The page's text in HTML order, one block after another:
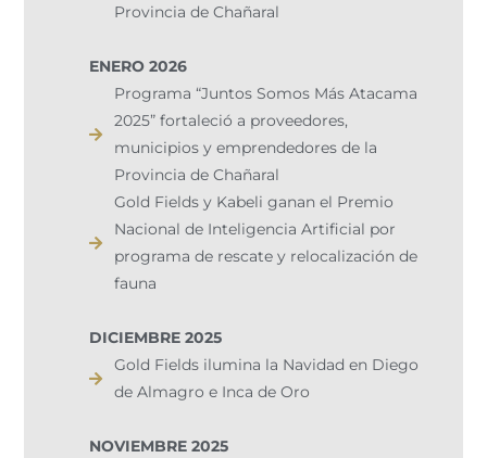
Provincia de Chañaral
ENERO 2026
Programa “Juntos Somos Más Atacama
2025” fortaleció a proveedores,
municipios y emprendedores de la
Provincia de Chañaral​
Gold Fields y Kabeli ganan el Premio
Nacional de Inteligencia Artificial por
programa de rescate y relocalización de
fauna
DICIEMBRE 2025
Gold Fields ilumina la Navidad en Diego
de Almagro e Inca de Oro​
NOVIEMBRE 2025